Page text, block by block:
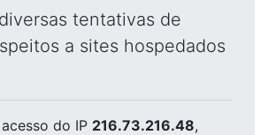
tentativas de
a sites hospedados
do IP 216.73.216.48,